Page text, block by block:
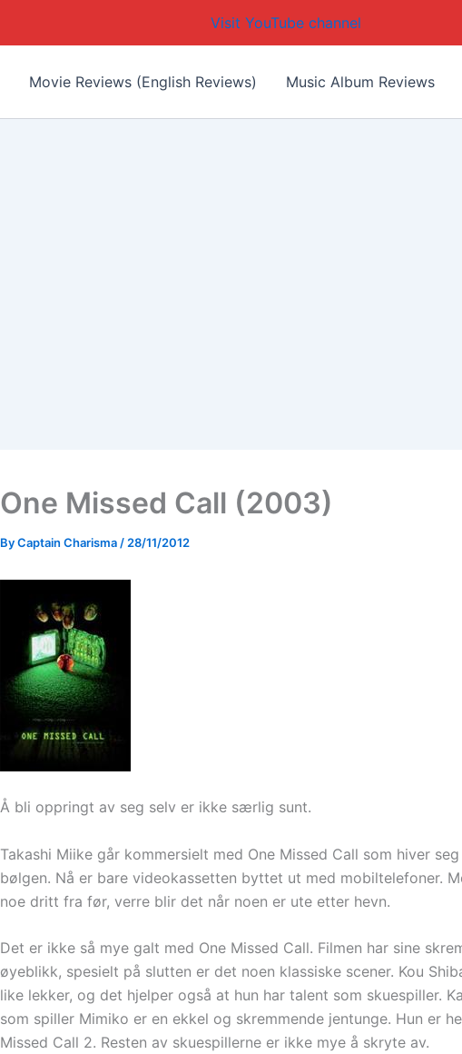
Visit YouTube channel
Movie Reviews (English Reviews) Music Album Reviews
One Missed Call (2003)
ByCaptain Charisma/28/11/2012
Å bli oppringt av seg selv er ikke særlig sunt.
Takashi Miike går kommersielt med One Missed Call som hiver
bølgen. Nå er bare videokassetten byttet ut med mobiltelefoner.
noe dritt fra før, verre blir det når noen er ute etter hevn.
Det er ikke så mye galt med One Missed Call. Filmen har sine
øyeblikk, spesielt på slutten er det noen klassiske scener. Kou
like lekker, og det hjelper også at hun har talent som skuespiller.
som spiller Mimiko er en ekkel og skremmende jentunge. Hun er
Missed Call 2. Resten av skuespillerne er ikke mye å skryte av.